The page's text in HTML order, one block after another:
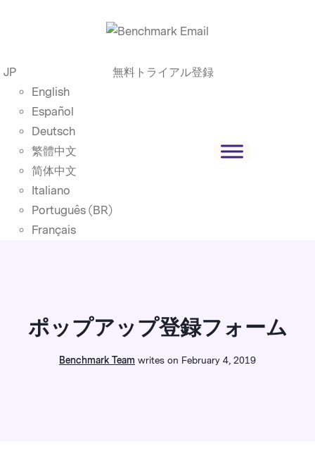
JP
English
Español
Deutsch
繁體中文
简体中文
Italiano
Português (BR)
Français
無料トライアル登録
ポップアップ登録フォーム
Benchmark Team writes on February 4, 2019